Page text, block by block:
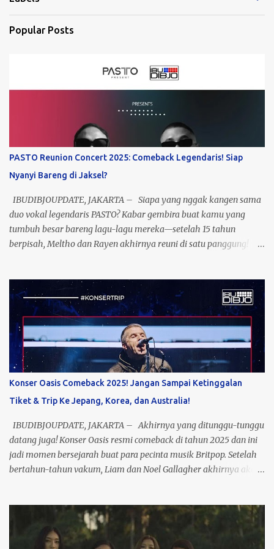
Popular Posts
PASTO Reunion Concert 2025: Comeback Legendaris! Siap
Nyanyi Bareng di Jaksel?
IBUDIBJOUPDATE, JAKARTA – Siapa yang nggak kangen sama
duo vokal legendaris PASTO? Kabar gembira buat kamu yang
tumbuh besar bareng lagu-lagu mereka—setelah 15 tahun
berpisah, Meltho dan Rayen akhirnya reuni di satu panggung!
tahun perjalanan musik PASTO. Bayangin, semua lagu hits
mereka yang dulu nemenin masa galau kamu, bakal kembali
menggema dengan aransemen yang lebih fresh. Catat
tanggalnya: 5 November 2025, lokasi: Jakarta Selatan! Siap-siap
buat sing a long bareng, karena ini bukan sekadar konser, tapi
perjalanan waktu yang bawa kamu balik ke era terbaik musik
Indonesia. Nggak cuma nostalgia, konser ini juga jadi bukti
bahwa musik PASTO masih relevan buat generasi sekarang. Jadi,
buat kamu yang dulu nge-fans sama mereka atau baru kenal
lewat platform digital, ini kesempatan emas buat lihat mereka
live di atas panggung! Tiket? Te...
Konser Oasis Comeback 2025! Jangan Sampai Ketinggalan
Tiket & Trip Ke Jepang, Korea, dan Australia!
IBUDIBJOUPDATE, JAKARTA – Akhirnya yang ditunggu-tunggu
datang juga! Konser Oasis resmi comeback di tahun 2025 dan ini
jadi momen bersejarah buat para pecinta musik Britpop. Setelah
bertahun-tahun vakum, Liam dan Noel Gallagher akhirnya akan
performance mereka, pasti bakal pecah banget! Nah, kabar
baiknya, kamu bisa nonton langsung Konser Oasis di beberapa
kota ikonik: Tokyo, Seoul, dan Melbourne. Gak cuma sekadar